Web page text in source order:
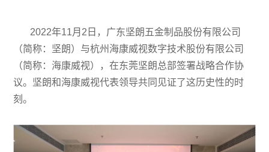
2022年11月2日，广东坚朗五金制品股份有限公司
（简称：坚朗）与杭州海康威视数字技术股份有限公司
（简称：海康威视），在东莞坚朗总部签署战略合作协
议。坚朗和海康威视代表领导共同见证了这历史性的时
刻。